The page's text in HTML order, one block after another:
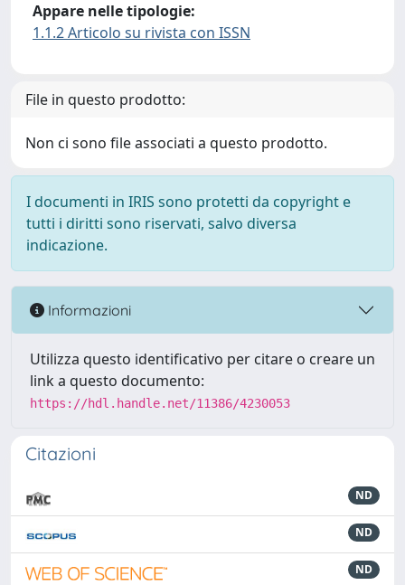
Appare nelle tipologie:
1.1.2 Articolo su rivista con ISSN
File in questo prodotto:
Non ci sono file associati a questo prodotto.
I documenti in IRIS sono protetti da copyright e
tutti i diritti sono riservati, salvo diversa
indicazione.
Informazioni
Utilizza questo identificativo per citare o creare un
link a questo documento:
https://hdl.handle.net/11386/4230053
Citazioni
ND
ND
ND